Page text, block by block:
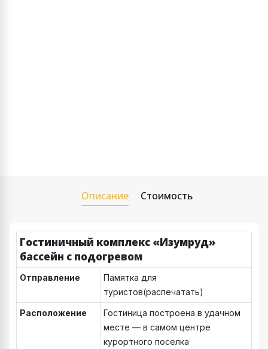
Описание Стоимость
Гостиничный комплекс «Изумруд»
бассейн с подогревом
Отправление
Памятка для
туристов(распечатать)
Расположение
Гостиница построена в удачном
месте — в самом центре
курортного поселка